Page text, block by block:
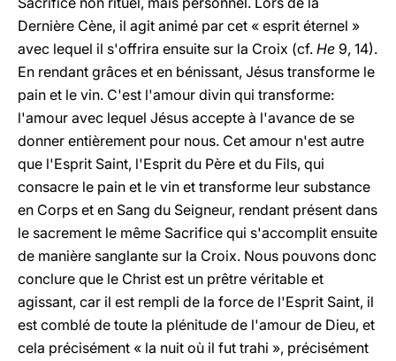
Dernière Cène, il agit animé par cet « esprit éternel »
avec lequel il s'offrira ensuite sur la Croix (cf. He 9, 14).
En rendant grâces et en bénissant, Jésus transforme le
pain et le vin. C'est l'amour divin qui transforme:
l'amour avec lequel Jésus accepte à l'avance de se
donner entièrement pour nous. Cet amour n'est autre
que l'Esprit Saint, l'Esprit du Père et du Fils, qui
consacre le pain et le vin et transforme leur substance
en Corps et en Sang du Seigneur, rendant présent dans
le sacrement le même Sacrifice qui s'accomplit ensuite
de manière sanglante sur la Croix. Nous pouvons donc
conclure que le Christ est un prêtre véritable et
agissant, car il est rempli de la force de l'Esprit Saint, il
est comblé de toute la plénitude de l'amour de Dieu, et
cela précisément « la nuit où il fut trahi », précisément